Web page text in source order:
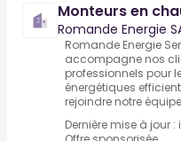
Monteurs en
Romande Energie
Romande Energie
accompagne nos
professionnels pour
énergétiques
rejoindre notre
Dernière mise à jour :